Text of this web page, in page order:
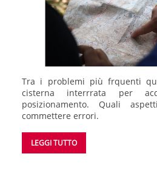
Tra i problemi più frquenti
cisterna interrrata per
posizionamento. Quali
commettere errori.
LEGGI TUTTO